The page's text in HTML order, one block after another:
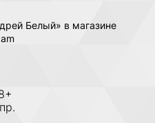
Белый» в магазине